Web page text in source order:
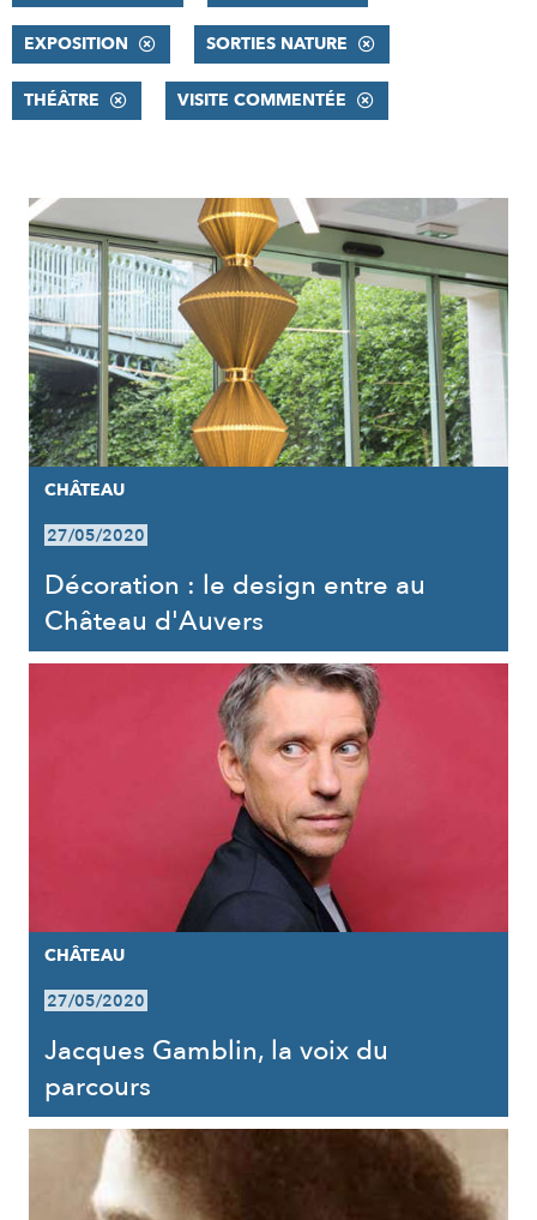
EXPOSITION SORTIES NATURE
THÉÂTRE VISITE COMMENTÉE
RÉSULTATS
CHÂTEAU
27/05/2020
Décoration : le design entre au
Château d'Auvers
CHÂTEAU
27/05/2020
Jacques Gamblin, la voix du
parcours